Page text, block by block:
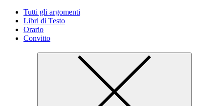
Tutti gli argomenti
Libri di Testo
Orario
Convitto